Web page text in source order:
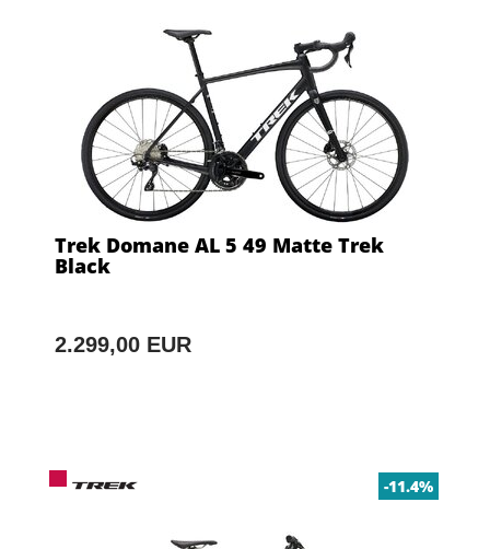
Trek Domane AL 5 49 Matte Trek
Black
2.299,00 EUR
-11.4%